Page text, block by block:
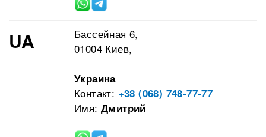
UA
Бассейная 6,
01004 Киев,
Украина
Контакт: +38 (068) 748-77-77
Имя: Дмитрий